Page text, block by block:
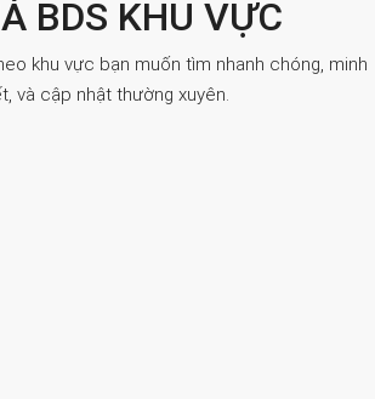
BDS KHU VỰC
khu vực bạn muốn tìm nhanh chóng, minh
và cập nhật thường xuyên.